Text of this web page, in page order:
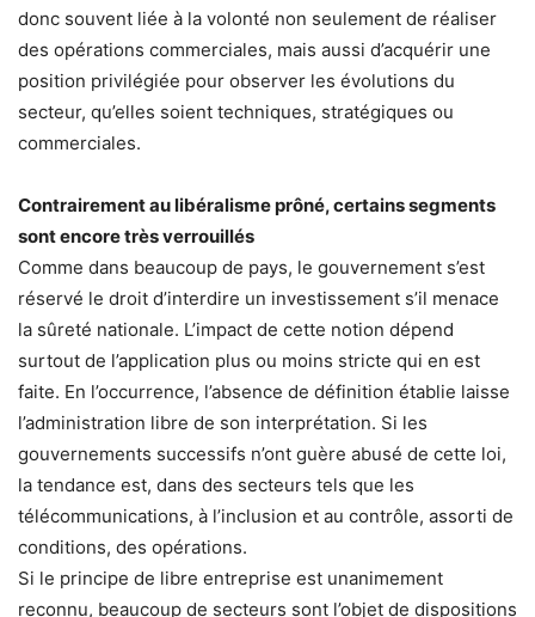
donc souvent liée à la volonté non seulement de réaliser
des opérations commerciales, mais aussi d’acquérir une
position privilégiée pour observer les évolutions du
secteur, qu’elles soient techniques, stratégiques ou
commerciales.
Contrairement au libéralisme prôné, certains segments
sont encore très verrouillés
Comme dans beaucoup de pays, le gouvernement s’est
réservé le droit d’interdire un investissement s’il menace
la sûreté nationale. L’impact de cette notion dépend
surtout de l’application plus ou moins stricte qui en est
faite. En l’occurrence, l’absence de définition établie laisse
l’administration libre de son interprétation. Si les
gouvernements successifs n’ont guère abusé de cette loi,
la tendance est, dans des secteurs tels que les
télécommunications, à l’inclusion et au contrôle, assorti de
conditions, des opérations.
Si le principe de libre entreprise est unanimement
reconnu, beaucoup de secteurs sont l’objet de dispositions